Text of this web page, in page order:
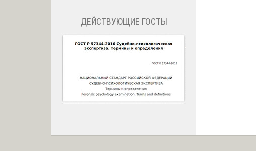
ДЕЙСТВУЮЩИЕ ГОСТЫ